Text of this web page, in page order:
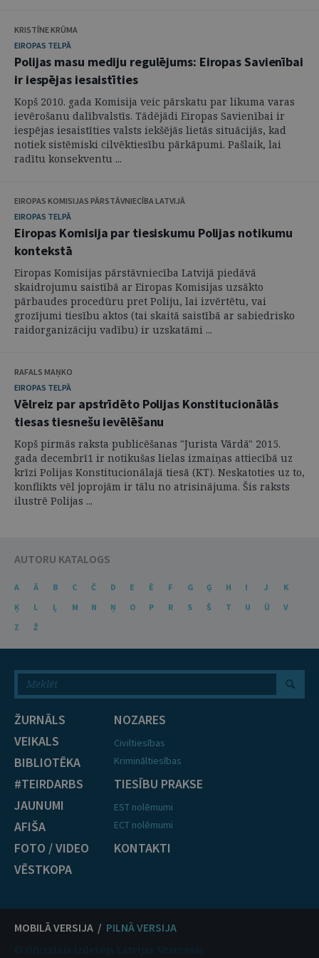
KRISTĪNE KRŪMA
EIROPAS TELPĀ
Polijas masu mediju regulējums: Eiropas Savienībai
ir iespējas iesaistīties
Kopš 2010. gada Komisija veic pārskatu par likuma varas
ievērošanu dalībvalstīs. Tādējādi Eiropas Savienībai ir
iespējas iesaistīties valsts iekšējās lietās situācijās, kad
notiek sistēmiski cilvēktiesību pārkāpumi. Pašlaik, lai
radītu konsekventu ...
EIROPAS KOMISIJAS PĀRSTĀVNIECĪBA LATVIJĀ
EIROPAS TELPĀ
Eiropas Komisija par tiesiskumu Polijas notikumu
kontekstā
Eiropas Komisijas pārstāvniecība Latvijā piedāvā
skaidrojumu saistībā ar Eiropas Komisijas uzsākto
pārbaudes procedūru pret Poliju, lai izvērtētu, vai
grozījumi tiesību aktos (tai skaitā saistībā ar sabiedrisko
raidorganizāciju vadību) ir uzskatāmi ...
RAFALS MAŅKO
EIROPAS TELPĀ
Vēlreiz par apstrīdēto Polijas Konstitucionālās
tiesas tiesnešu ievēlēšanu
Kopš pirmās raksta publicēšanas "Jurista Vārdā" 2015.
gada decembrī1 ir notikušas lielas izmaiņas attiecībā uz
krīzi Polijas Konstitucionālajā tiesā (KT). Neskatoties uz to,
konflikts vēl joprojām ir tālu no atrisinājuma. Šis raksts
ilustrē Polijas ...
AUTORU KATALOGS
A Ā B C Č D E Ē F G Ģ H I J
K
Ķ
L Ļ M N Ņ O P R S Š T U Ū
V
Z
Ž
ŽURNĀLS
VEIKALS
BIBLIOTĒKA
#TEIRDARBS
JAUNUMI
AFIŠA
FOTO / VIDEO
VĒSTKOPA
NOZARES
Civiltiesības
Krimināltiesības
TIESĪBU PRAKSE
EST nolēmumi
ECT nolēmumi
KONTAKTI
MOBILĀ VERSIJA / PILNĀ VERSIJA
© Oficiālais izdevējs Latvijas Vēstnesis